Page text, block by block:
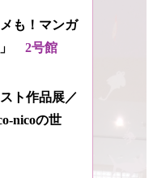
も！マンガ
」2号館
ト作品展／
nicoの世